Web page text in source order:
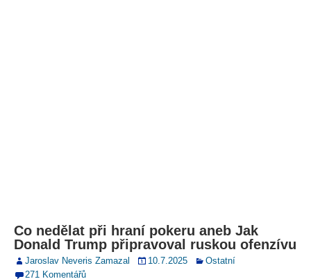
Co nedělat při hraní pokeru aneb Jak
Donald Trump připravoval ruskou ofenzívu
Jaroslav Neveris Zamazal 10.7.2025
Ostatní
271 Komentářů